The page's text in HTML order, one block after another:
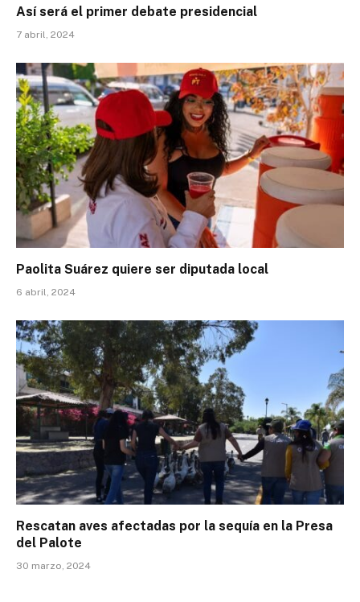
Así será el primer debate presidencial
7 abril, 2024
Paolita Suárez quiere ser diputada local
6 abril, 2024
Rescatan aves afectadas por la sequía en la Presa
del Palote
30 marzo, 2024